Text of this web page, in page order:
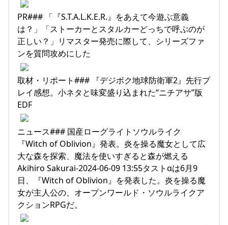
PR### 「『S.T.A.L.K.E.R.』をあえて今遊ぶ意義
は？」「ストーカーとスタルカーどっちで呼ぶのが
正しい？」リマスター発売に際して、シリーズファ
ンを質問攻めにした
取材・リポート### 『デジボク地球防衛軍2』先行プ
レイ感想。小ネタと味変盛り込まれた“ニチアサ”版
EDF
ニュース### 国産ローグライトソウルライク
『Witch of Oblivion』発表。炎を操る魔女として広
大な森を探索、魔法を使いすぎると森が燃える
Akihiro Sakurai-2024-06-09 13:55タストαは6月9
日、『Witch of Oblivion』を発表した。炎を操る魔
女が主人公の、オープンワールド・ソウルライクア
クションRPGだ。